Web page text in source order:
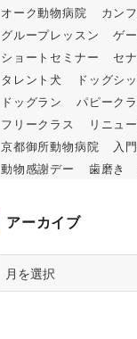
オーク動物病院
カン
グループレッスン
ゲ
ショートセミナー
セ
タレント犬
ドッグシ
ドッグラン
パピーク
フリークラス
リニュ
京都御所動物病院
入
動物感謝デー
歯磨き
アーカイブ